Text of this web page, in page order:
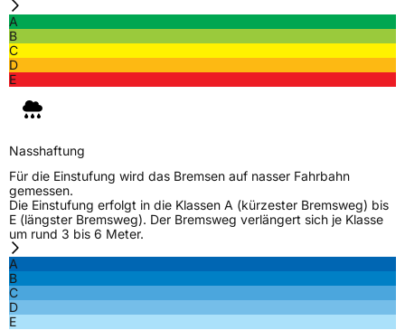
A
B
C
D
E
Nasshaftung
Für die Einstufung wird das Bremsen auf nasser Fahrbahn
gemessen.
Die Einstufung erfolgt in die Klassen A (kürzester Bremsweg) bis
E (längster Bremsweg). Der Bremsweg verlängert sich je Klasse
um rund 3 bis 6 Meter.
A
B
C
D
E